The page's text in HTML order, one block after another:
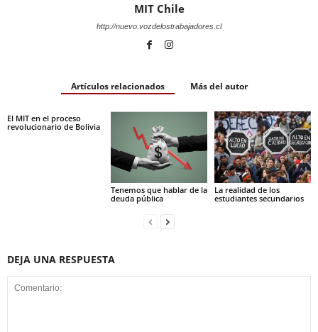
MIT Chile
http://nuevo.vozdelostrabajadores.cl
Artículos relacionados Más del autor
El MIT en el proceso
revolucionario de Bolivia
Tenemos que hablar de la
deuda pública
La realidad de los
estudiantes secundarios
DEJA UNA RESPUESTA